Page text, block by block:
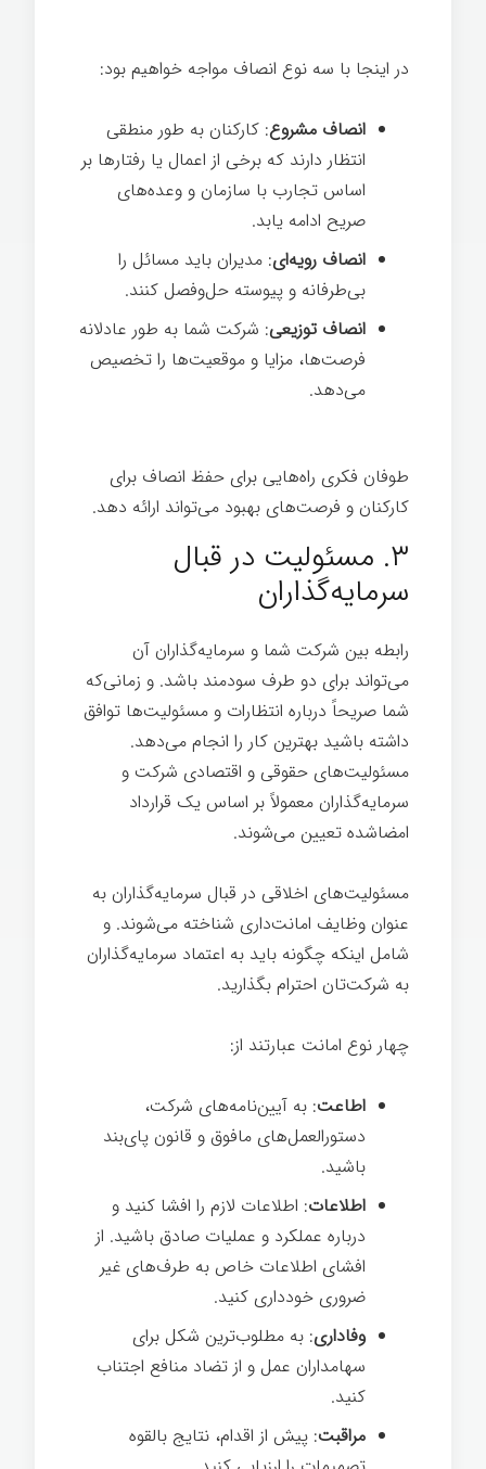
در اینجا با سه نوع انصاف مواجه خواهیم بود:
انصاف مشروع: کارکنان به طور منطقی
انتظار دارند که برخی از اعمال یا رفتارها بر
اساس تجارب با سازمان و وعده‌های
صریح ادامه یابد.
انصاف رویه‌ای: مدیران باید مسائل را
بی‌طرفانه و پیوسته حل‌وفصل کنند.
انصاف توزیعی: شرکت شما به طور عادلانه
فرصت‌ها، مزایا و موقعیت‌ها را تخصیص
می‌دهد.
طوفان فکری راه‌هایی برای حفظ انصاف برای
کارکنان و فرصت‌های بهبود می‌تواند ارائه دهد.
۳. مسئولیت در قبال
سرمایه‌گذاران
رابطه بین شرکت شما و سرمایه‌گذاران آن
می‌تواند برای دو طرف سودمند باشد. و زمانی‌که
شما صریحاً درباره انتظارات و مسئولیت‌ها توافق
داشته باشید بهترین کار را انجام می‌دهد.
مسئولیت‌های حقوقی و اقتصادی شرکت و
سرمایه‌گذاران معمولاً بر اساس یک قرارداد
امضاشده تعیین می‌شوند.
مسئولیت‌های اخلاقی در قبال سرمایه‌گذاران به
عنوان وظایف امانت‌داری شناخته می‌شوند. و
شامل اینکه چگونه باید به اعتماد سرمایه‌گذاران
به شرکت‌تان احترام بگذارید.
چهار نوع امانت عبارتند از:
اطاعت: به آیین‌نامه‌های شرکت،
دستورالعمل‌های مافوق و قانون پای‌بند
باشید.
اطلاعات: اطلاعات لازم را افشا کنید و
درباره عملکرد و عملیات صادق باشید. از
افشای اطلاعات خاص به طرف‌های غیر
ضروری خودداری کنید.
وفاداری: به مطلوب‌ترین شکل برای
سهامداران عمل و از تضاد منافع اجتناب
کنيد.
مراقبت: پیش از اقدام، نتایج بالقوه